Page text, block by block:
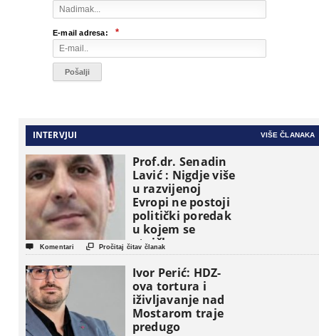
E-mail adresa: *
INTERVJUI VIŠE ČLANAKA
Prof.dr. Senadin
Lavić : Nigdje više
u razvijenoj
Evropi ne postoji
politički poredak
u kojem se
etničke grupe
pojavljuju kao
osnovne
političke jedinice
 Komentari  Pročitaj čitav članak
Ivor Perić: HDZ-
ova tortura i
iživljavanje nad
Mostarom traje
predugo